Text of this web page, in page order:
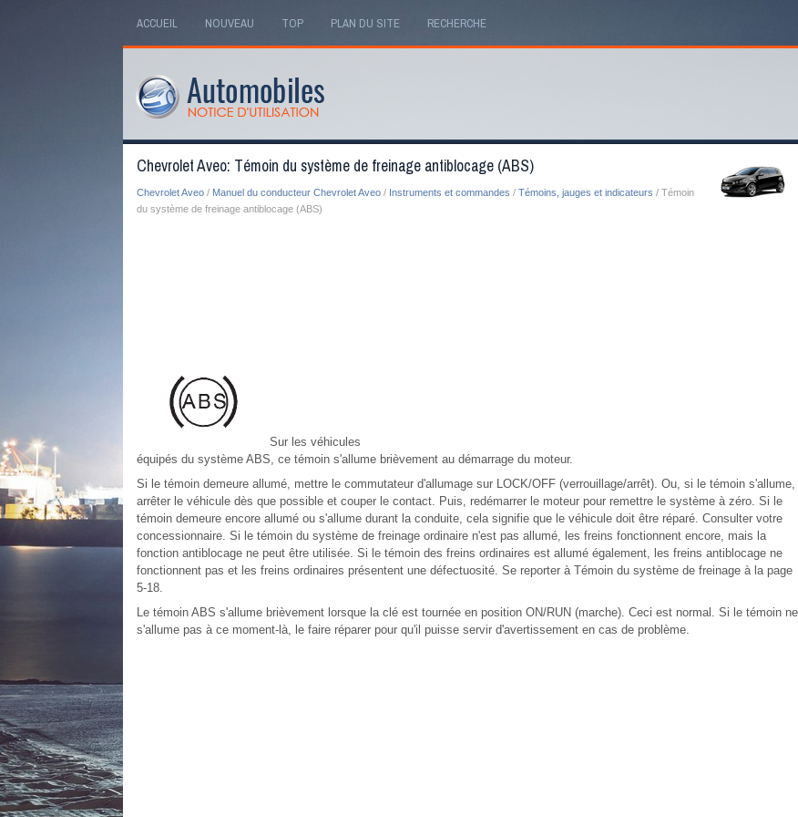
ACCUEIL NOUVEAU TOP PLAN DU SITE RECHERCHE
Chevrolet Aveo: Témoin du système de freinage antiblocage (ABS)
Chevrolet Aveo/ Manuel du conducteur Chevrolet Aveo/ Instruments et commandes / Témoins, jauges et indicateurs / Témoin
du système de freinage antiblocage (ABS)
Sur les véhicules
équipés du système ABS, ce témoin s'allume brièvement au démarrage du moteur.
Si le témoin demeure allumé, mettre le commutateur d'allumage sur LOCK/OFF (verrouillage/arrêt). Ou, si le témoin s'allume,
arrêter le véhicule dès que possible et couper le contact. Puis, redémarrer le moteur pour remettre le système à zéro. Si le
témoin demeure encore allumé ou s'allume durant la conduite, cela signifie que le véhicule doit être réparé. Consulter votre
concessionnaire. Si le témoin du système de freinage ordinaire n'est pas allumé, les freins fonctionnent encore, mais la
fonction antiblocage ne peut être utilisée. Si le témoin des freins ordinaires est allumé également, les freins antiblocage ne
fonctionnent pas et les freins ordinaires présentent une défectuosité. Se reporter à Témoin du système de freinage à la page
5‑18.
Le témoin ABS s'allume brièvement lorsque la clé est tournée en position ON/RUN (marche). Ceci est normal. Si le témoin ne
s'allume pas à ce moment-là, le faire réparer pour qu'il puisse servir d'avertissement en cas de problème.